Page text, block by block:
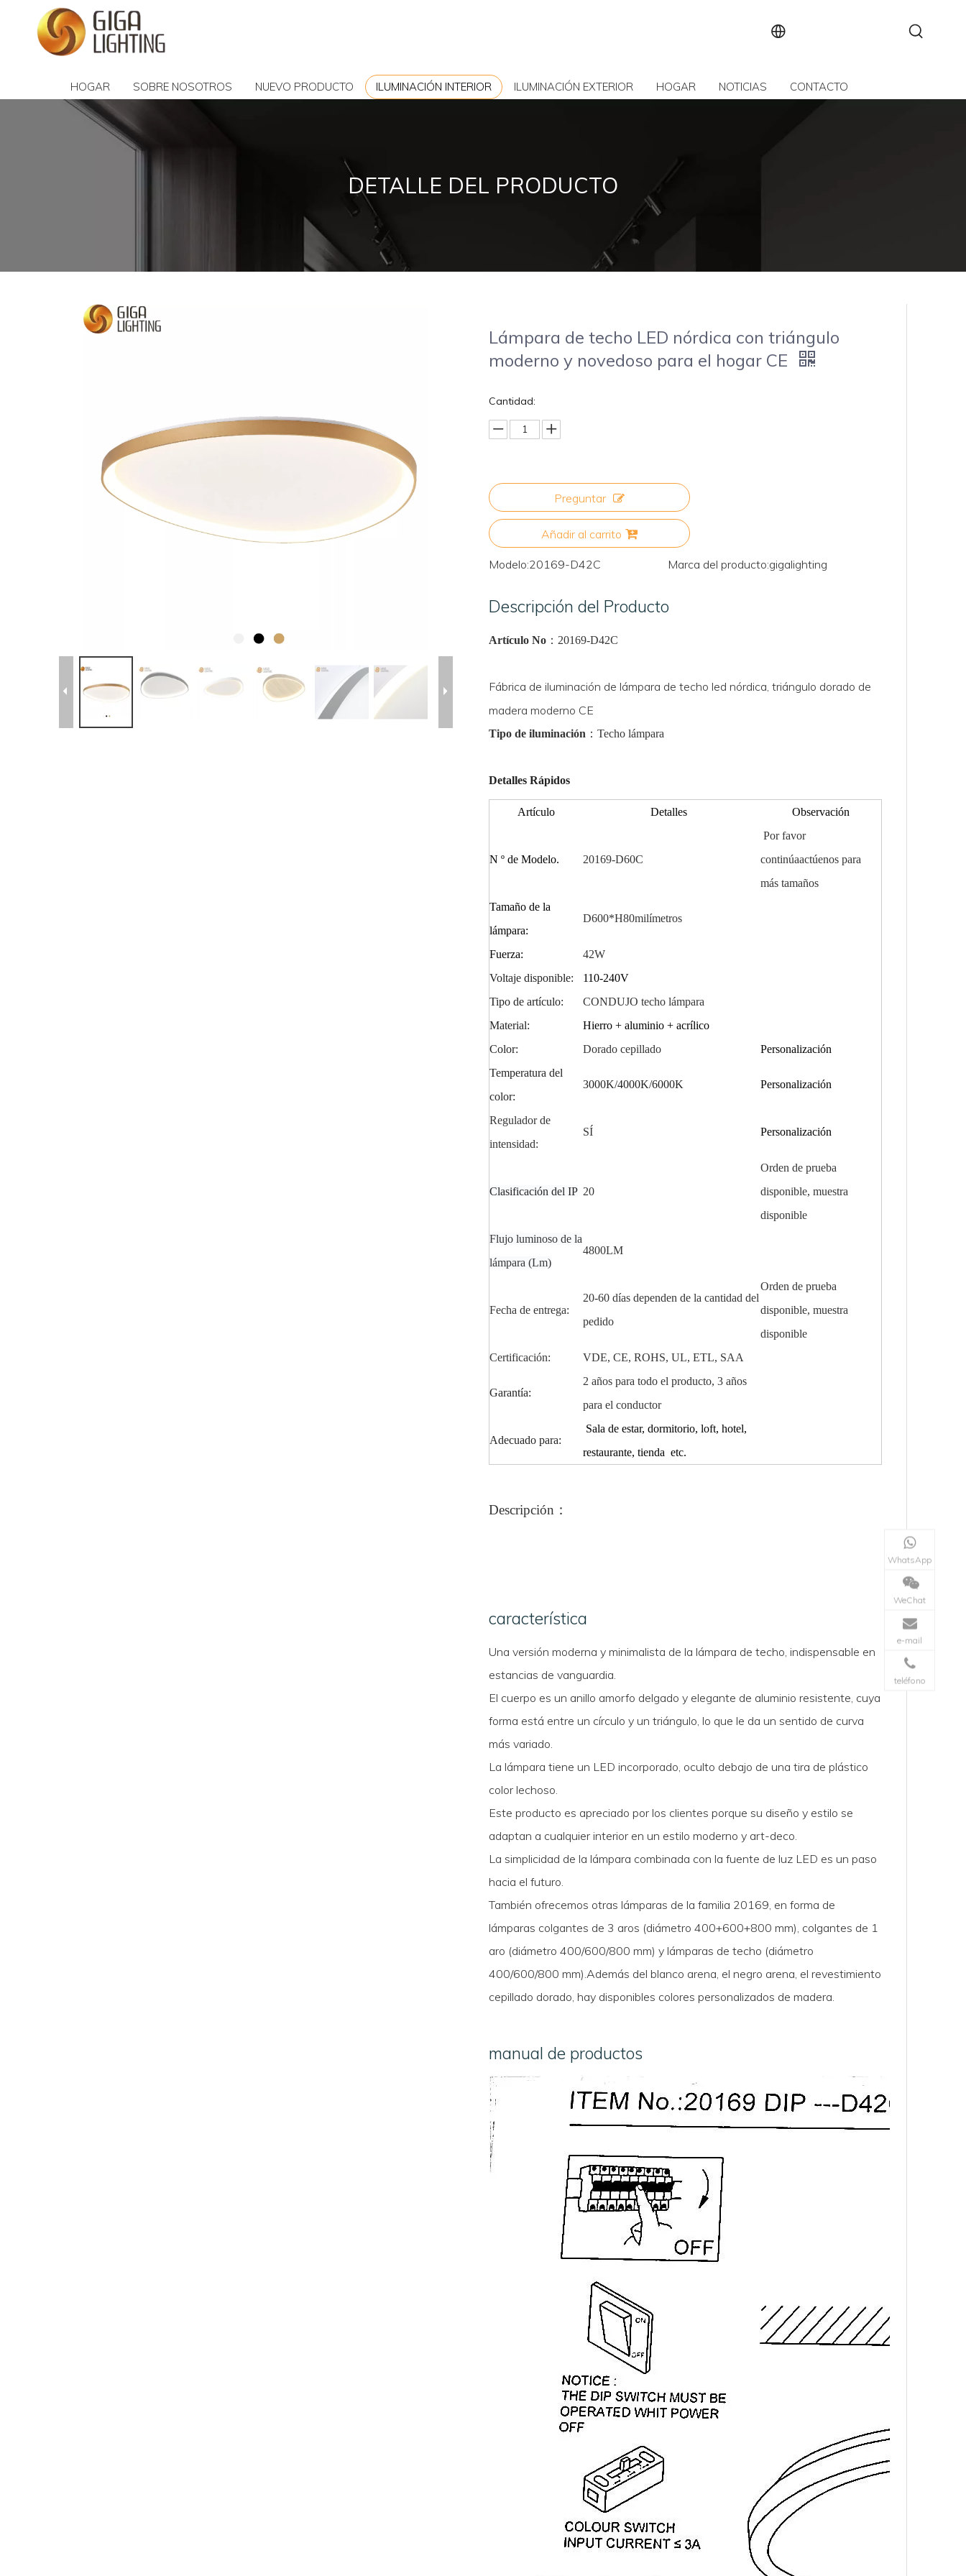
HOGAR SOBRE NOSOTROS NUEVO PRODUCTO ILUMINACIÓN INTERIOR ILUMINACIÓN EXTERIOR HOGAR NOTICIAS CONTACTO
DETALLE DEL PRODUCTO
Lámpara de techo LED nórdica con triángulo
moderno y novedoso para el hogar CE
Cantidad:
Preguntar
Añadir al carrito
Modelo:20169-D42C Marca del producto:gigalighting
Descripción del Producto
Artículo No ： 20169-D42C
Fábrica de iluminación de lámpara de techo led nórdica, triángulo dorado de
madera moderno CE
Tipo de iluminación ：Techolámpara
Detalles Rápidos
Artículo Detalles Observación
N º de Modelo. 20169-D60C
Por favor
continúaactúenos para
más tamaños
Tamaño de la
lámpara:
D600*H80milímetros
Fuerza: 42W
Voltaje disponible:
110-240V
Tipo de artículo:
CONDUJOtecho lámpara
Material:
Hierro + aluminio + acrílico
Color:
Dorado cepillado
Personalización
Temperatura del
color:
3000K/4000K/6000K Personalización
Regulador de
intensidad:
SÍ Personalización
Clasificación del IP 20
Orden de prueba
disponible, muestra
disponible
Flujo luminoso de la
lámpara (Lm)
4800LM
Fecha de entrega:
20-60 días dependen de la cantidad del
pedido
Orden de prueba
disponible, muestra
disponible
Certificación:
VDE, CE, ROHS, UL, ETL, SAA
Garantía:
2 años para todo el producto, 3 años
para el conductor
Adecuado para:
Sala de estar, dormitorio, loft, hotel,
restaurante, tienda etc.
Descripción ：
característica
Una versión moderna y minimalista de la lámpara de techo, indispensable en
estancias de vanguardia.
El cuerpo es un anillo amorfo delgado y elegante de aluminio resistente, cuya
forma está entre un círculo y un triángulo, lo que le da un sentido de curva
más variado.
La lámpara tiene un LED incorporado, oculto debajo de una tira de plástico
color lechoso.
Este producto es apreciado por los clientes porque su diseño y estilo se
adaptan a cualquier interior en un estilo moderno y art-deco.
La simplicidad de la lámpara combinada con la fuente de luz LED es un paso
hacia el futuro.
También ofrecemos otras lámparas de la familia 20169, en forma de
lámparas colgantes de 3 aros (diámetro 400+600+800 mm), colgantes de 1
aro (diámetro 400/600/800 mm) y lámparas de techo (diámetro
400/600/800 mm).Además del blanco arena, el negro arena, el revestimiento
cepillado dorado, hay disponibles colores personalizados de madera.
manual de productos
WhatsApp
WeChat
e-mail
teléfono